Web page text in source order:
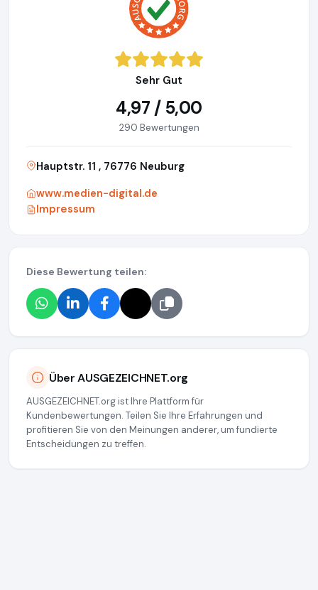
Sehr Gut
4,97 / 5,00
290 Bewertungen
Hauptstr. 11 , 76776 Neuburg
www.medien-digital.de
Impressum
Diese Bewertung teilen:
Über AUSGEZEICHNET.org
AUSGEZEICHNET.org ist Ihre Plattform für
Kundenbewertungen. Teilen Sie Ihre Erfahrungen und
profitieren Sie von den Meinungen anderer, um fundierte
Entscheidungen zu treffen.